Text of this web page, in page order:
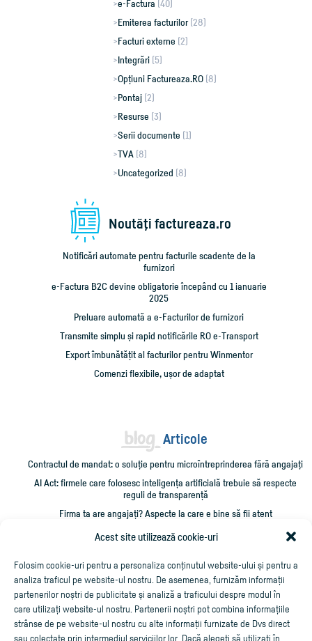
Acest site utilizează cookie-uri
Folosim cookie-uri pentru a personaliza conținutul website-ului și pentru a
analiza traficul pe website-ul nostru. De asemenea, furnizăm informații
partenerilor noștri de publicitate și analiză a traficului despre modul în
care utilizați website-ul nostru. Partenerii noștri pot combina informațiile
strânse de pe website-ul nostru cu alte informații furnizate de Dvs direct
sau colectate prin intermediul serviciilor lor. Dacă alegeți să utilizați în
e-Factura (40)
Emiterea facturilor(28)
Facturi externe (2)
Integrări (5)
Opțiuni Factureaza.RO (8)
Pontaj (2)
Resurse (3)
Serii documente (1)
TVA (8)
Uncategorized (8)
Noutăţi factureaza.ro
Notificări automate pentru facturile scadente de la
furnizori
e-Factura B2C devine obligatorie începând cu 1 ianuarie
2025
Preluare automată a e-Facturilor de furnizori
Transmite simplu și rapid notificările RO e-Transport
Export îmbunătățit al facturilor pentru Winmentor
Comenzi flexibile, ușor de adaptat
Articole
Contractul de mandat: o soluție pentru microîntreprinderea fără angajați
AI Act: firmele care folosesc inteligența artificială trebuie să respecte
reguli de transparență
Firma ta are angajați? Aspecte la care e bine să fii atent
Administrarea unei firme mici: 10 verificări care îți pot salva timp și bani